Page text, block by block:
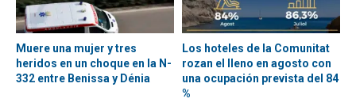
Muere una mujer y tres
heridos en un choque en la N-
332 entre Benissa y Dénia
Los hoteles de la Comunitat
rozan el lleno en agosto con
una ocupación prevista del 84
%